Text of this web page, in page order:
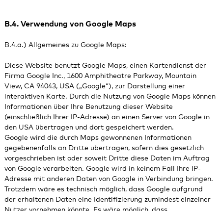
B.4. Verwendung von Google Maps
B.4.a.) Allgemeines zu Google Maps:
Diese Website benutzt Google Maps, einen Kartendienst der
Firma Google Inc., 1600 Amphitheatre Parkway, Mountain
View, CA 94043, USA („Google“), zur Darstellung einer
interaktiven Karte. Durch die Nutzung von Google Maps können
Informationen über Ihre Benutzung dieser Website
(einschließlich Ihrer IP-Adresse) an einen Server von Google in
den USA übertragen und dort gespeichert werden.
Google wird die durch Maps gewonnenen Informationen
gegebenenfalls an Dritte übertragen, sofern dies gesetzlich
vorgeschrieben ist oder soweit Dritte diese Daten im Auftrag
von Google verarbeiten. Google wird in keinem Fall Ihre IP-
Adresse mit anderen Daten von Google in Verbindung bringen.
Trotzdem wäre es technisch möglich, dass Google aufgrund
der erhaltenen Daten eine Identifizierung zumindest einzelner